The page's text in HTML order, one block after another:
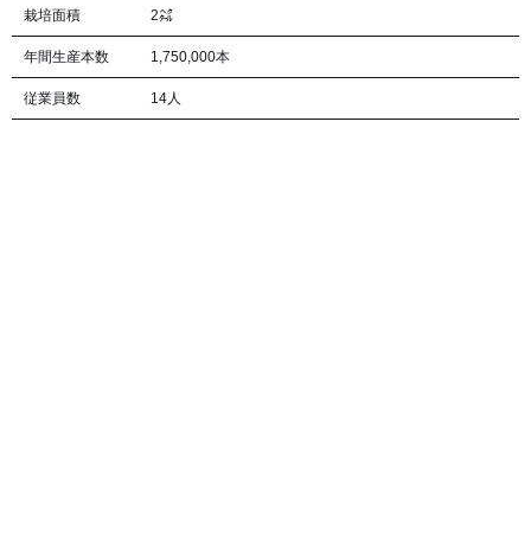
栽培面積 2㌶
年間生産本数 1,750,000本
従業員数 14人